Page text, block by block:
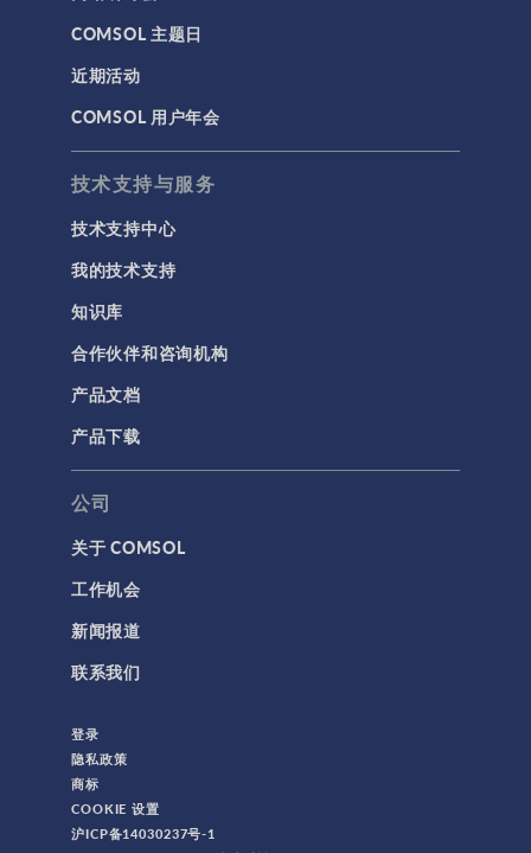
COMSOL 主题日
近期活动
COMSOL 用户年会
技术支持与服务
技术支持中心
我的技术支持
知识库
合作伙伴和咨询机构
产品文档
产品下载
公司
关于 COMSOL
工作机会
新闻报道
联系我们
登录
隐私政策
商标
COOKIE 设置
沪ICP备14030237号-1